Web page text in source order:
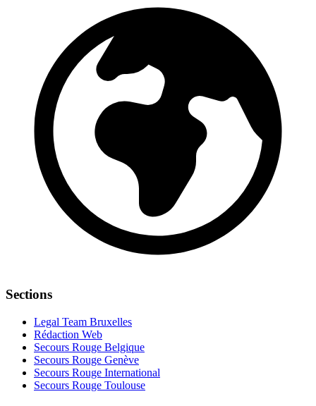
Sections
Legal Team Bruxelles
Rédaction Web
Secours Rouge Belgique
Secours Rouge Genève
Secours Rouge International
Secours Rouge Toulouse